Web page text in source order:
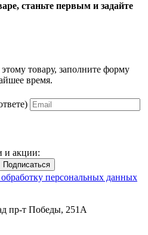
станьте первым и задайте
товару, заполните форму
время.
и акции:
Подписаться
персональных данных
пр-т Победы, 251А